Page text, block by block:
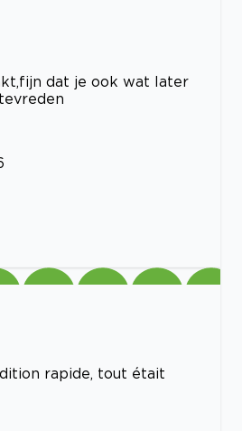
dat je ook wat later
rapide, tout était